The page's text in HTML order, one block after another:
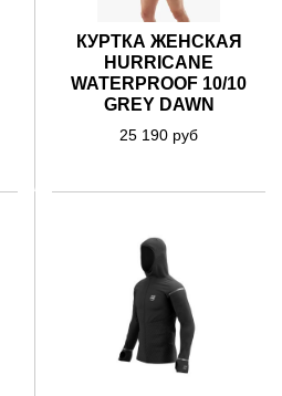
КУРТКА ЖЕНСКАЯ
HURRICANE
WATERPROOF 10/10
GREY DAWN
25 190 руб